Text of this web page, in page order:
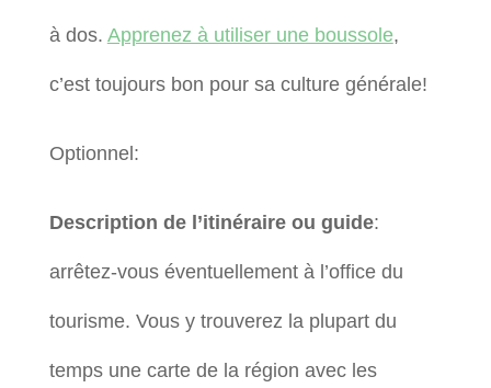
à dos. Apprenez à utiliser une boussole,
c’est toujours bon pour sa culture générale!
Optionnel:
Description de l’itinéraire ou guide:
arrêtez-vous éventuellement à l’office du
tourisme. Vous y trouverez la plupart du
temps une carte de la région avec les